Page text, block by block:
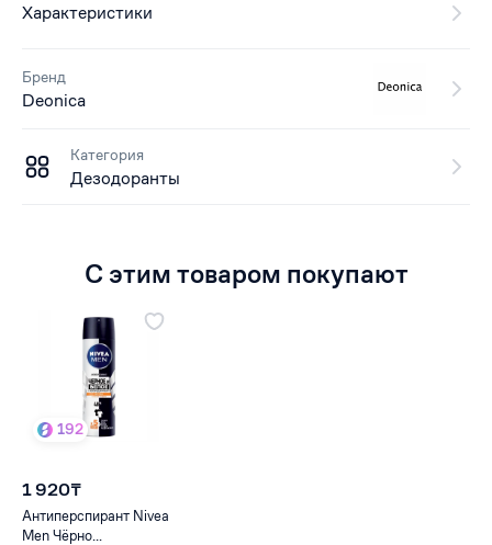
Характеристики
Бренд
Deonica
Категория
Дезодоранты
С этим товаром покупают
192
1 920₸
Антиперспирант Nivea
Men Чёрно...